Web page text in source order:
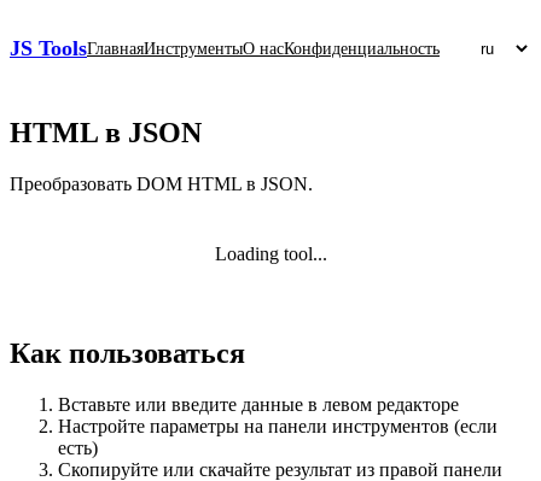
JS ToolsГлавнаяИнструментыО насКонфиденциальность
HTML в JSON
Преобразовать DOM HTML в JSON.
Loading tool...
Как пользоваться
Вставьте или введите данные в левом редакторе
Настройте параметры на панели инструментов (если
есть)
Скопируйте или скачайте результат из правой панели